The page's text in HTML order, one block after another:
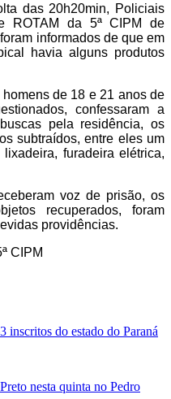
das 20h20min, Policiais
ROTAM da 5ª CIPM de
informados de que em
havia alguns produtos
de 18 e 21 anos de
confessaram a
pela residência, os
subtraídos, entre eles um
furadeira elétrica,
voz de prisão, os
recuperados, foram
providências.
CIPM
inscritos do estado do Paraná
nesta quinta no Pedro